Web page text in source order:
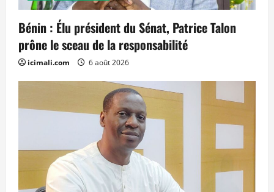
Bénin : Élu président du Sénat, Patrice Talon
prône le sceau de la responsabilité
icimali.com 6 août 2026